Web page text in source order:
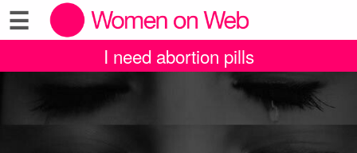
☰
I need abortion pills